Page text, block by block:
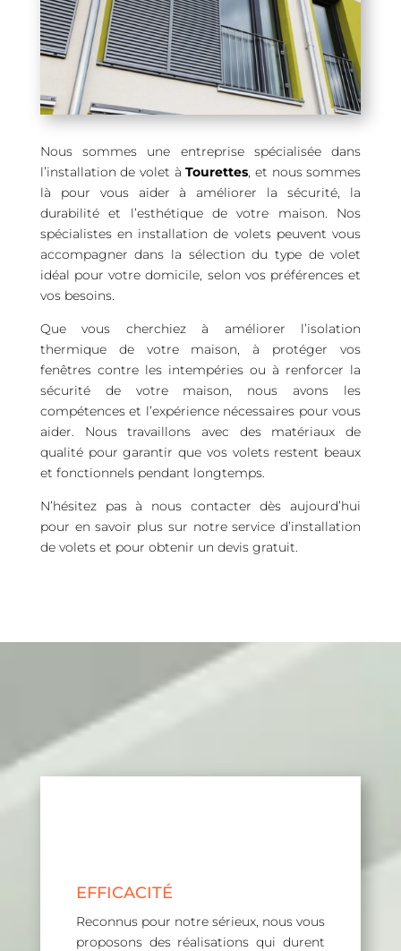
Nous sommes une entreprise spécialisée dans
l’installation de volet àTourettes, et nous sommes
là pour vous aider à améliorer la sécurité, la
durabilité et l’esthétique de votre maison. Nos
spécialistes en installation de volets peuvent vous
accompagner dans la sélection du type de volet
idéal pour votre domicile, selon vos préférences et
vos besoins.
Que vous cherchiez à améliorer l’isolation
thermique de votre maison, à protéger vos
fenêtres contre les intempéries ou à renforcer la
sécurité de votre maison, nous avons les
compétences et l’expérience nécessaires pour vous
aider. Nous travaillons avec des matériaux de
qualité pour garantir que vos volets restent beaux
et fonctionnels pendant longtemps.
N’hésitez pas à nous contacter dès aujourd’hui
pour en savoir plus sur notre service d’installation
de volets et pour obtenir un devis gratuit.
EFFICACITÉ
Reconnus pour notre sérieux, nous vous
proposons des réalisations qui durent